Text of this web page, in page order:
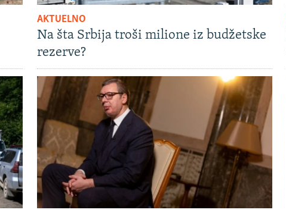
AKTUELNO
Na šta Srbija troši milione iz budžetske
rezerve?